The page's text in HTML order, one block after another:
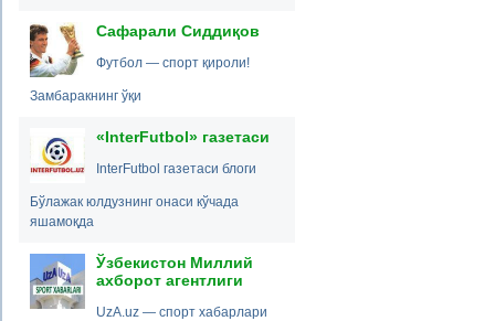
Сафарали Сиддиқов
Футбол — спорт қироли!
Замбаракнинг ўқи
«InterFutbol» газетаси
InterFutbol газетаси блоги
Бўлажак юлдузнинг онаси кўчада
яшамоқда
Ўзбекистон Миллий
ахборот агентлиги
UzA.uz — спорт хабарлари